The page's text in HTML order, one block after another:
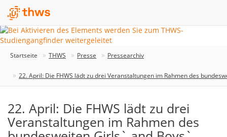
Startseite THWS Presse Pressearchiv
22. April: Die FHWS lädt zu drei Veranstaltungen im Rahmen des
22. April: Die FHWS lädt zu drei
Veranstaltungen im Rahmen des